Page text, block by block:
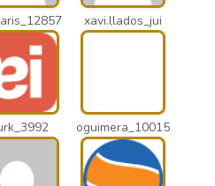
xavi.llados_jui
oguimera_10015